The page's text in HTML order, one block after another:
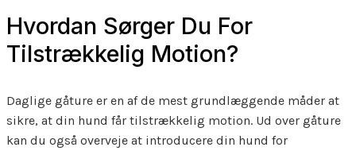
Hvordan Sørger Du For
Tilstrækkelig Motion?
Daglige gåture er en af de mest grundlæggende måder at
sikre, at din hund får tilstrækkelig motion. Ud over gåture
kan du også overveje at introducere din hund for